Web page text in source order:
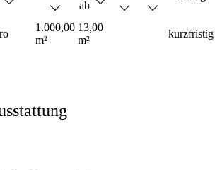
ab
1.000,00
m²
13,00
m²
kurzfristig